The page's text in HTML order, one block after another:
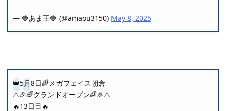
— 🍓あま王🍓 (@amaou3150) May 8, 2025
👑5月8日🌈メガフェイス朝倉
⚠️🎉🌈グランドオープン🌈🎉⚠️
🔥13日目🔥